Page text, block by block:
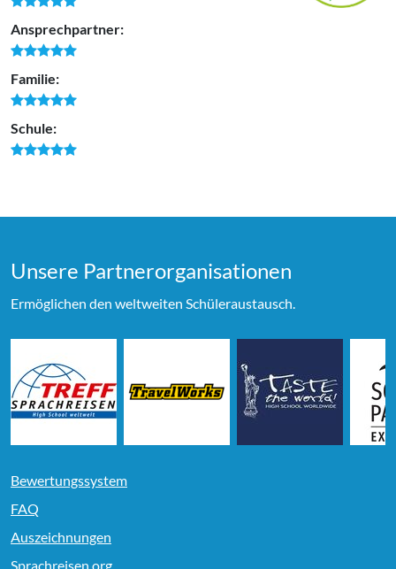
Ansprechpartner:
Familie:
Schule:
Unsere Partner­organi­sationen
Ermöglichen den weltweiten Schüleraustausch.
Bewertungssystem
FAQ
Auszeichnungen
Sprachreisen.org